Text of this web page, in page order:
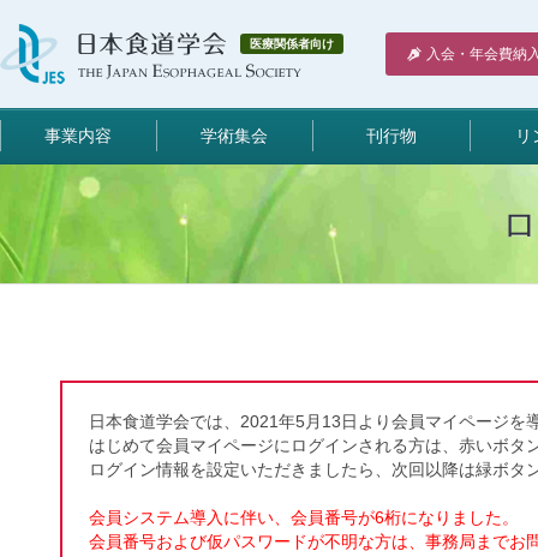
医療関係者向け
入会・年会費納
事業内容 学術集会 刊行物 リ
日本食道学会では、2021年5月13日より会員マイページを
はじめて会員マイページにログインされる方は、赤いボタ
ログイン情報を設定いただきましたら、次回以降は緑ボ
会員システム導入に伴い、会員番号が6桁になりました。
会員番号および仮パスワードが不明な方は、事務局までお